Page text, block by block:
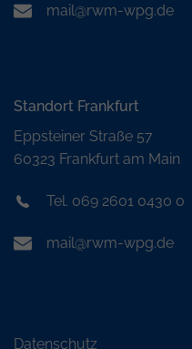
mail@rwm-wpg.de
Standort Frankfurt
Eppsteiner Straße 57
60323 Frankfurt am Main
Tel. 069 2601 0430 0
mail@rwm-wpg.de
Datenschutz